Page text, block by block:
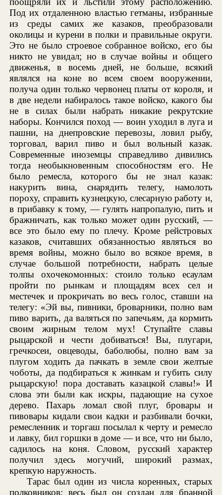
Под их отдаленною властью гетманы, избранные
из среды самих же казаков, преобразовали
околицы и курени в полки и правильные округи.
Это не было строевое собранное войско, его бы
никто не увидал; но в случае войны и общего
движенья, в восемь дней, не больше, всякий
являлся на коне во всем своем вооружении,
получа один только червонец платы от короля, и
в две недели набиралось такое войско, какого бы
не в силах были набрать никакие рекрутские
наборы. Кончился поход — воин уходил в луга и
пашни, на днепровские перевозы, ловил рыбу,
торговал, варил пиво и был вольный казак.
Современные иноземцы справедливо дивились
тогда необыкновенным способностям его. Не
было ремесла, которого бы не знал казак:
накурить вина, снарядить телегу, намолоть
пороху, справить кузнецкую, слесарную работу и,
в прибавку к тому, — гулять напропалую, пить и
бражничать, как только может один русский, —
все это было ему по плечу. Кроме рейстровых
казаков, считавших обязанностью являться во
время войны, можно было во всякое время, в
случае большой потребности, набрать целые
толпы охочекомонных: стоило только есаулам
пройти по рынкам и площадям всех сел и
местечек и прокричать во весь голос, ставши на
телегу: «Эй вы, пивники, броварники, полно вам
пиво варить, да валяться по запечьям, да кормить
своим жирным телом мух! Ступайте славы
рыцарской и чести добиваться! Вы, плугари,
гречкосеи, овцеводы, баболюбы, полно вам за
плугом ходить да пачкать в земле свои желтые
чоботы, да подбираться к жинкам и губить силу
рыцарскую! пора доставать казацкой славы!» И
слова эти были как искры, падающие на сухое
дерево. Пахарь ломал свой плуг, бровары и
пивовары кидали свои кадки и разбивали бочки,
ремесленник и торгаш посылал к черту и ремесло
и лавку, бил горшки в доме — и все, что ни было,
садилось на коня. Словом, русский характер
получил здесь могучий, широкий размах,
крепкую наружность.
Тарас был один из числа коренных, старых
полковников: весь был он создан для бранной